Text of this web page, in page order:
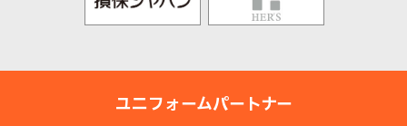
ユニフォームパートナー